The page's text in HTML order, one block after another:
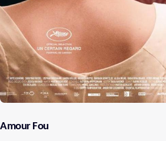
Amour Fou